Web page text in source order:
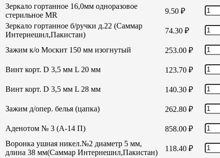
Зеркало гортанное 16,0мм одноразовое
стерильное MR
9.50 ₽
Зеркало гортанное б/ручки д.22 (Саммар
Интернешнл,Пакистан)
74.30 ₽
Зажим к/о Москит 150 мм изогнутый 253.00 ₽
Винт корт. D 3,5 мм L 20 мм 123.70 ₽
Винт корт. D 3,5 мм L 28 мм 140.30 ₽
Зажим д/опер. белья (цапка) 262.80 ₽
Аденотом № 3 (А-14 П) 858.00 ₽
Воронка ушная никел.№2 диаметр 5 мм,
длина 38 мм(Саммар Интернешнл,Пакистан)
118.40 ₽